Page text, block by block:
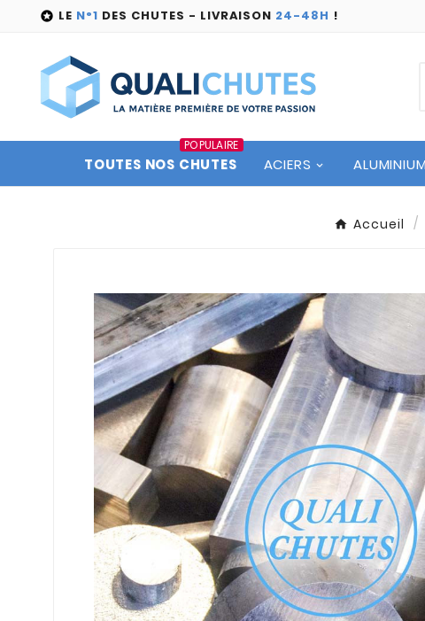
 LE N°1 DES CHUTES - LIVRAISON 24-48H !
TOUTES NOS CHUTES
POPULAIRE
ACIERS
Accueil